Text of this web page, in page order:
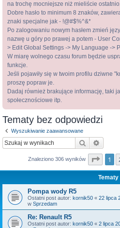
na trochę mocniejsze niż mieliście
Dobre hasło to minimum 8 znaków,
znaki specjalne jak - !@#$%^&*
Po zalogowaniu nowym hasłem zmień
nazwę u góry po prawej a potem - User
> Edit Global Settings -> My Language ->
W miarę wolnego czasu forum będzie
funkcje.
Jeśli pojawiły się w twoim profilu dziwne
proszę popraw je.
Dadaj również brakujące informację, taki
społecznościowe itp.
Tematy bez odpowiedzi
Wyszukiwanie zaawansowane
Szukaj
Znaleziono 306 wyników 1
Tematy
Pompa wody R5
Ostatni post autor: kornik50 « 22 lipca
w Sprzedam
Re: Renault R5
Ostatni post autor: kornik50 « 2 lipca